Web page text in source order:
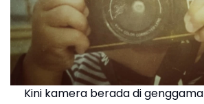
Kini kamera berada di